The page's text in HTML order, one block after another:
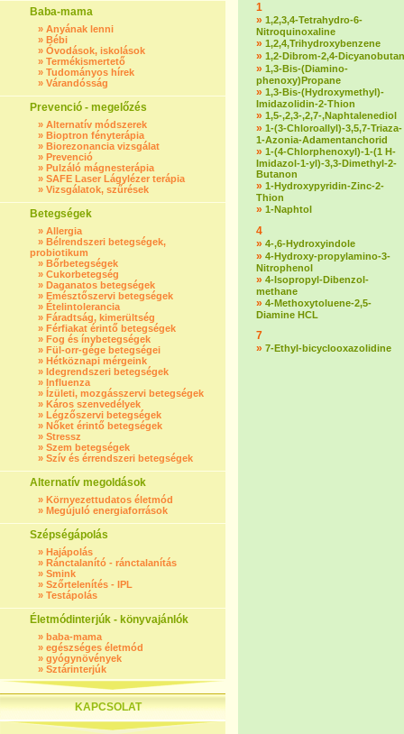
Baba-mama
» Anyának lenni
» Bébi
» Óvodások, iskolások
» Termékismertető
» Tudományos hírek
» Várandósság
Prevenció - megelőzés
» Alternatív módszerek
» Bioptron fényterápia
» Biorezonancia vizsgálat
» Prevenció
» Pulzáló mágnesterápia
» SAFE Laser Lágylézer terápia
» Vizsgálatok, szűrések
Betegségek
» Allergia
» Bélrendszeri betegségek,
probiotikum
» Bőrbetegségek
» Cukorbetegség
» Daganatos betegségek
» Emésztőszervi betegségek
» Ételintolerancia
» Fáradtság, kimerültség
» Férfiakat érintő betegségek
» Fog és ínybetegségek
» Fül-orr-gége betegségei
» Hétköznapi mérgeink
» Idegrendszeri betegségek
» Influenza
» Ízületi, mozgásszervi betegségek
» Káros szenvedélyek
» Légzőszervi betegségek
» Nőket érintő betegségek
» Stressz
» Szem betegségek
» Szív és érrendszeri betegségek
Alternatív megoldások
» Környezettudatos életmód
» Megújuló energiaforrások
Szépségápolás
» Hajápolás
» Ránctalanító - ránctalanítás
» Smink
» Szőrtelenítés - IPL
» Testápolás
Életmódinterjúk - könyvajánlók
» baba-mama
» egészséges életmód
» gyógynövények
» Sztárinterjúk
KAPCSOLAT
1
» 1,2,3,4-Tetrahydro-6-
Nitroquinoxaline
» 1,2,4,Trihydroxybenzene
» 1,2-Dibrom-2,4-Dicyanobutan
» 1,3-Bis-(Diamino-
phenoxy)Propane
» 1,3-Bis-(Hydroxymethyl)-
Imidazolidin-2-Thion
» 1,5-,2,3-,2,7-,Naphtalenediol
» 1-(3-Chloroallyl)-3,5,7-Triaza-
1-Azonia-Adamentanchorid
» 1-(4-Chlorphenoxyl)-1-(1 H-
Imidazol-1-yl)-3,3-Dimethyl-2-
Butanon
» 1-Hydroxypyridin-Zinc-2-
Thion
» 1-Naphtol
4
» 4-,6-Hydroxyindole
» 4-Hydroxy-propylamino-3-
Nitrophenol
» 4-Isopropyl-Dibenzol-
methane
» 4-Methoxytoluene-2,5-
Diamine HCL
7
» 7-Ethyl-bicyclooxazolidine